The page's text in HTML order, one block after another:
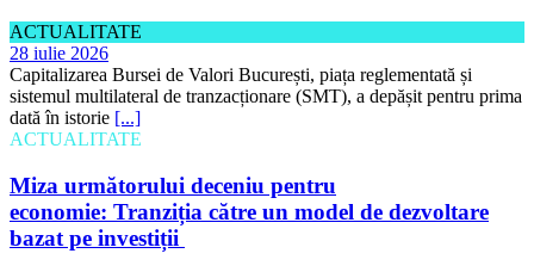
ACTUALITATE
28 iulie 2026
Capitalizarea Bursei de Valori București, piața reglementată și
sistemul multilateral de tranzacționare (SMT), a depășit pentru prima
dată în istorie [...]
ACTUALITATE
Miza următorului deceniu pentru
economie: Tranziția către un model de dezvoltare
bazat pe investiții